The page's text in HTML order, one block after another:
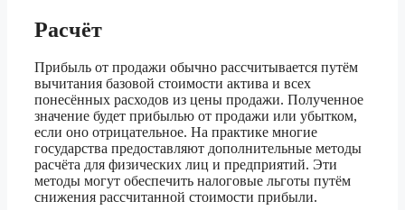
Расчёт
Прибыль от продажи обычно рассчитывается путём
вычитания базовой стоимости актива и всех
понесённых расходов из цены продажи. Полученное
значение будет прибылью от продажи или убытком,
если оно отрицательное. На практике многие
государства предоставляют дополнительные методы
расчёта для физических лиц и предприятий. Эти
методы могут обеспечить налоговые льготы путём
снижения рассчитанной стоимости прибыли.